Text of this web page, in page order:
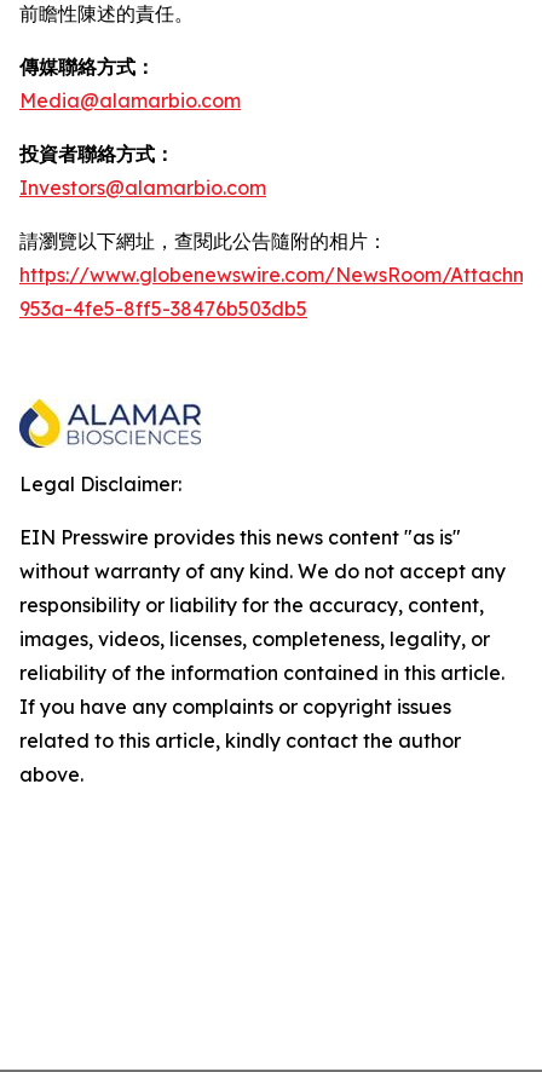
前瞻性陳述的責任。
傳媒聯絡方式：
Media@alamarbio.com
投資者聯絡方式：
Investors@alamarbio.com
請瀏覽以下網址，查閱此公告隨附的相片：
https://www.globenewswire.com/NewsRoom/
953a-4fe5-8ff5-38476b503db5
Legal Disclaimer:
EIN Presswire provides this news content "as is"
without warranty of any kind. We do not accept any
responsibility or liability for the accuracy, content,
images, videos, licenses, completeness, legality, or
reliability of the information contained in this article.
If you have any complaints or copyright issues
related to this article, kindly contact the author
above.